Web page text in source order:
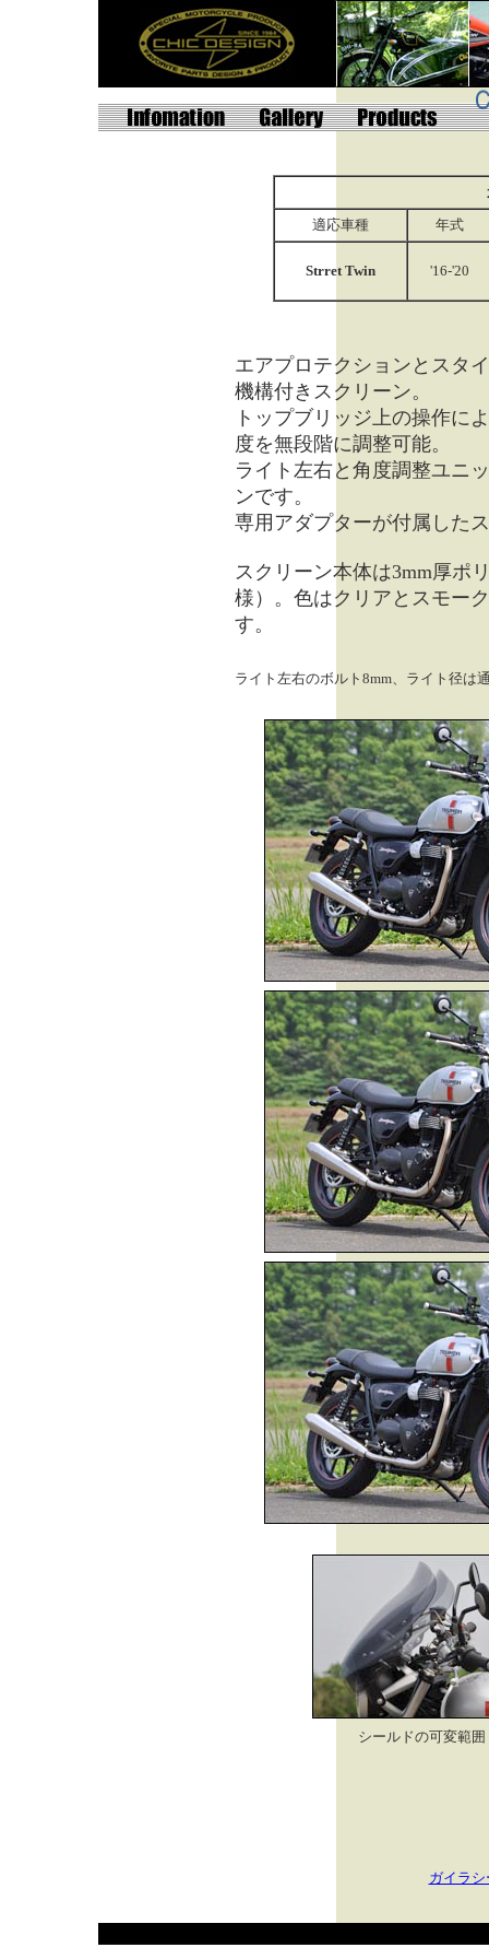
適応車種
年式
Strret Twin '16-'20
エアプロテクションとスタ
機構付きスクリーン。
トップブリッジ上の操作に
度を無段階に調整可能。
ライト左右と角度調整ユニ
ンです。
専用アダプターが付属した
スクリーン本体は3mm厚ポ
様）。色はクリアとスモー
す。
ライト左右のボルト8mm、ライト径は
シールドの可変範囲
ガイラ